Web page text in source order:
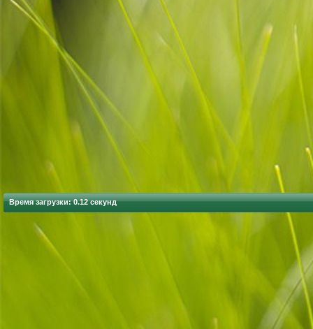
Время загрузки: 0.12 секунд